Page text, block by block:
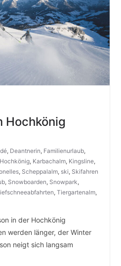
Hochkönig
, Deantnerin, Familienurlaub,
Hochkönig, Karbachalm, Kingsline,
, Scheppalalm, ski, Skifahren
, Snowboarden, Snowpark,
, Tiergartenalm,
in der Hochkönig
werden länger, der Winter
neigt sich langsam